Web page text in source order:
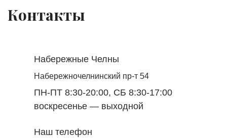
Контакты
Набережные Челны
Набережночелнинский пр-т 54
ПН-ПТ 8:30-20:00, СБ 8:30-17:00
воскресенье — выходной
Наш телефон